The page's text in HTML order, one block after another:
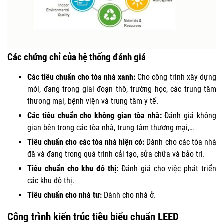
Các chứng chỉ của hệ thống đánh giá
Các tiêu chuẩn cho tòa nhà xanh: Cho công trình xây dựng
mới, đang trong giai đoạn thô, trường học, các trung tâm
thương mại, bệnh viện và trung tâm y tế.
Các tiêu chuẩn cho không gian tòa nhà:Đánh giá không
gian bên trong các tòa nhà, trung tâm thương mại,…
Tiêu chuẩn cho các tòa nhà hiện có: Dành cho các tòa nhà
đã và đang trong quá trình cải tạo, sửa chữa và bảo trì.
Tiêu chuẩn cho khu đô thị: Đánh giá cho việc phát triển
các khu đô thị.
Tiêu chuẩn cho nhà tư: Dành cho nhà ở.
Công trình kiến trúc tiêu biểu chuẩn LEED